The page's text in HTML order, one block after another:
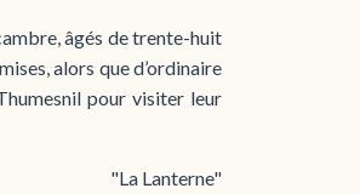
âgés de trente-huit
alors que d’ordinaire
pour visiter leur
"La Lanterne"